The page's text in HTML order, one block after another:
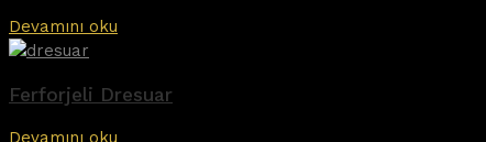
Devamını oku
Ferforjeli Dresuar
Devamını oku